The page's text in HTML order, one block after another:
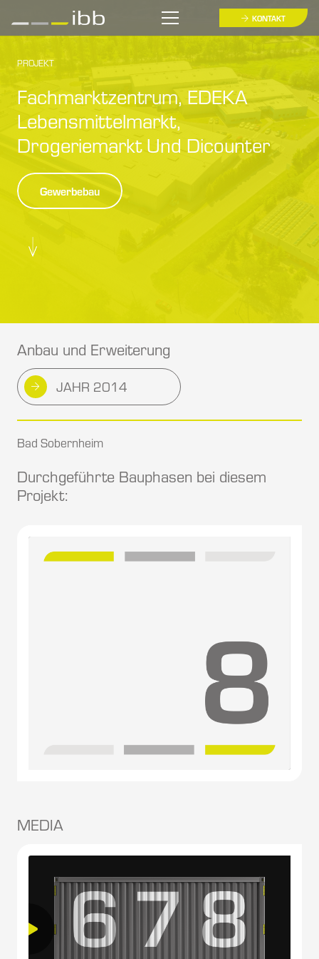
KONTAKT
PROJEKT
Fachmarktzentrum, EDEKA
Lebensmittelmarkt,
Drogeriemarkt Und Dicounter
Gewerbebau
Anbau und Erweiterung
JAHR 2014
Bad Sobernheim
Durchgeführte Bauphasen bei diesem
Projekt:
MEDIA